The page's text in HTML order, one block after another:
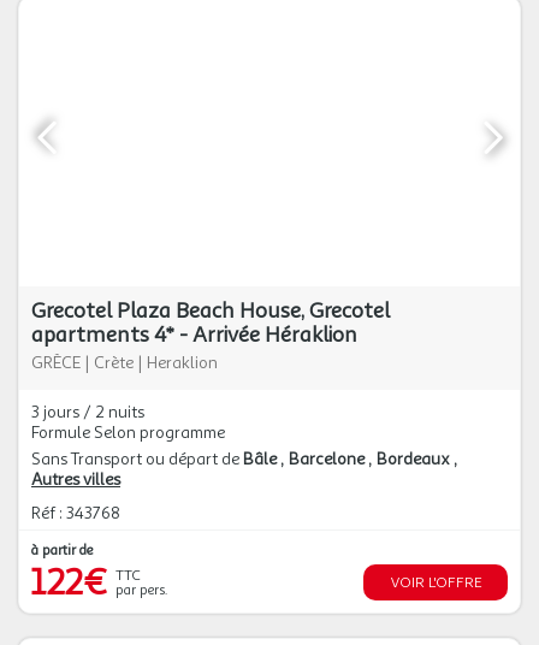
Grecotel Plaza Beach House, Grecotel
apartments 4* - Arrivée Héraklion
GRÈCE | Crète | Heraklion
3 jours / 2 nuits
Formule Selon programme
Sans Transport ou départ de Bâle Barcelone Bordeaux
Autres villes
Réf : 343768
à partir de
122€ TTC
par pers.
VOIR L'OFFRE